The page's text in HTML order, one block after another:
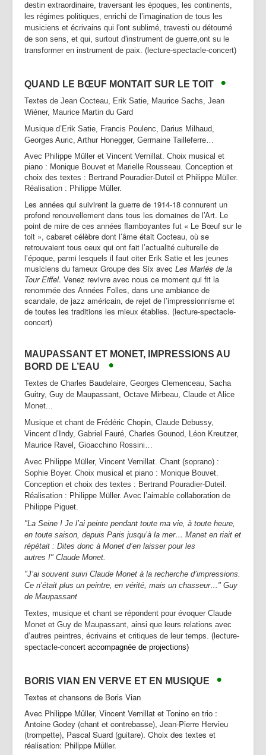
destin extraordinaire, traversant les époques, les continents,
les régimes politiques, enrichi de l’imagination de tous les
musiciens et écrivains qui l'ont sublimé, travesti ou détourné
de son sens, et qui, surtout d'instrument de guerre,ont su le
transformer en instrument de paix. (lecture-spectacle-concert)
QUAND LE BŒUF MONTAIT SUR LE TOIT •
Textes de Jean Cocteau, Erik Satie, Maurice Sachs, Jean
Wiéner, Maurice Martin du Gard
Musique d’Erik Satie, Francis Poulenc, Darius Milhaud,
Georges Auric, Arthur Honegger, Germaine Tailleferre…
Avec Philippe Müller et Vincent Vernillat. Choix musical et
piano : Monique Bouvet et Marielle Rousseau. Conception et
choix des textes : Bertrand Pouradier-Duteil et Philippe Müller.
Réalisation : Philippe Müller.
Les années qui suivirent la guerre de 1914-18 connurent un
profond renouvellement dans tous les domaines de l’Art. Le
point de mire de ces années flamboyantes fut « Le Bœuf sur le
toit », cabaret célèbre dont l’âme était Cocteau, où se
retrouvaient tous ceux qui ont fait l’actualité culturelle de
l’époque, parmi lesquels il faut citer Erik Satie et les jeunes
musiciens du fameux Groupe des Six avec Les Mariés de la
Tour Eiffel. Venez revivre avec nous ce moment qui fit la
renommée des Années Folles, dans une ambiance de
scandale, de jazz américain, de rejet de l’impressionnisme et
de toutes les traditions les mieux établies. (lecture-spectacle-
concert)
MAUPASSANT ET MONET, IMPRESSIONS AU
BORD DE L’EAU
•
Textes de Charles Baudelaire, Georges Clemenceau, Sacha
Guitry, Guy de Maupassant, Octave Mirbeau, Claude et Alice
Monet...
Musique et chant de Frédéric Chopin, Claude Debussy,
Vincent d’Indy, Gabriel Fauré, Charles Gounod, Léon Kreutzer,
Maurice Ravel, Gioacchino Rossini…
Avec Philippe Müller, Vincent Vernillat. Chant (soprano) :
Sophie Boyer. Choix musical et piano : Monique Bouvet.
Conception et choix des textes : Bertrand Pouradier-Duteil.
Réalisation : Philippe Müller. Avec l’aimable collaboration de
Philippe Piguet.
"La Seine ! Je l’ai peinte pendant toute ma vie, à toute heure,
en toute saison, depuis Paris jusqu’à la mer… Manet en riait et
répétait : Dites donc à Monet d’en laisser pour les
autres !" Claude Monet.
"J’ai souvent suivi Claude Monet à la recherche d’impressions.
Ce n’était plus un peintre, en vérité, mais un chasseur…" Guy
de Maupassant
Textes, musique et chant se répondent pour évoquer Claude
Monet et Guy de Maupassant, ainsi que leurs relations avec
d’autres peintres, écrivains et critiques de leur temps. (lecture-
spectacle-concert accompagnée de projections)
BORIS VIAN EN VERVE ET EN MUSIQUE •
Textes et chansons de Boris Vian
Avec Philippe Müller, Vincent Vernillat et Tonino en trio :
Antoine Godey (chant et contrebasse), Jean-Pierre Hervieu
(trompette), Pascal Suard (guitare). Choix des textes et
réalisation: Philippe Müller.